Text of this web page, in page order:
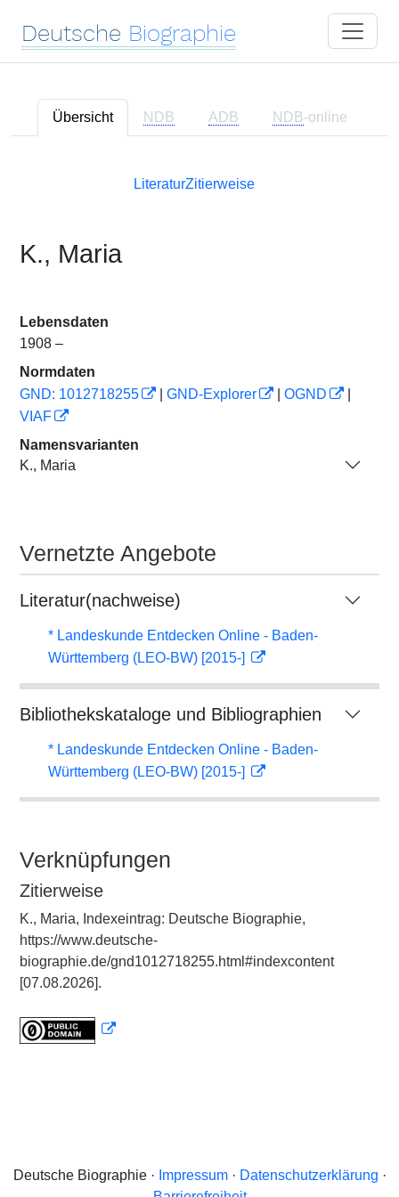
Deutsche Biographie
Übersicht NDB ADB NDB-online
LiteraturZitierweise
K., Maria
Lebensdaten
1908 –
Normdaten
GND: 1012718255
GND-Explorer OGND
VIAF
Namensvarianten
K., Maria
Vernetzte Angebote
Literatur(nachweise)
* Landeskunde Entdecken Online - Baden-
Württemberg (LEO-BW) [2015-]
Bibliothekskataloge und Bibliographien
* Landeskunde Entdecken Online - Baden-
Württemberg (LEO-BW) [2015-]
Verknüpfungen
Zitierweise
K., Maria, Indexeintrag: Deutsche Biographie,
https://www.deutsche-
biographie.de/gnd1012718255.html#indexcontent
[07.08.2026].
Deutsche Biographie · Impressum· Datenschutzerklärung ·